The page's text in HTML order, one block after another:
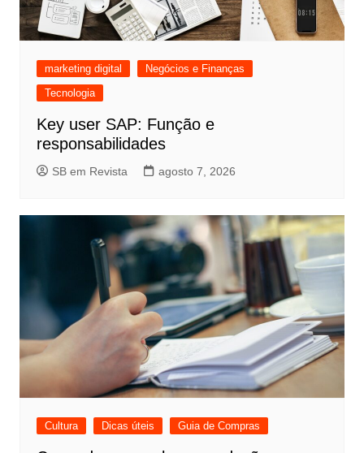
marketing digital
Negócios e Finanças
Tecnologia
Key user SAP: Função e
responsabilidades
SB em Revista agosto 7, 2026
Cultura Dicas úteis Guia de Compras